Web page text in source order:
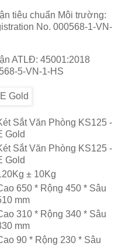
tiêu chuẩn Môi trường:
No. 000568-1-VN-
ATLĐ: 45001:2018
5-VN-1-HS
Sắt Văn Phòng KS125 -
Gold
Sắt Văn Phòng KS125 -
Gold
± 10Kg
650 * Rộng 450 * Sâu
mm
310 * Rộng 340 * Sâu
mm
90 * Rộng 230 * Sâu